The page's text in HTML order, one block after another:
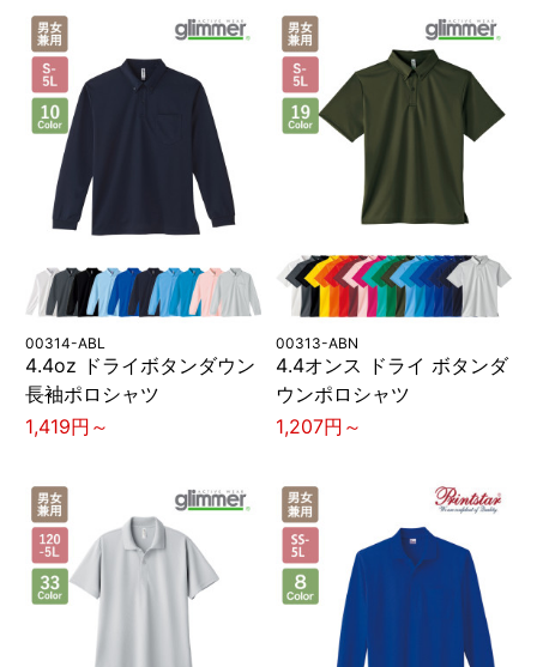
00314-ABL
4.4oz ドライボタンダウン
長袖ポロシャツ
1,419円～
00313-ABN
4.4オンス ドライ ボタンダ
ウンポロシャツ
1,207円～